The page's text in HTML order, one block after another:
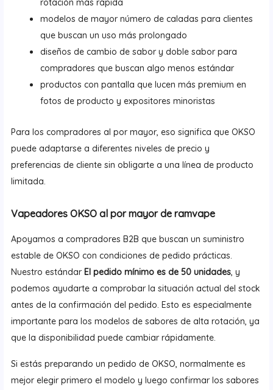
rotación más rápida
modelos de mayor número de caladas para clientes
que buscan un uso más prolongado
diseños de cambio de sabor y doble sabor para
compradores que buscan algo menos estándar
productos con pantalla que lucen más premium en
fotos de producto y expositores minoristas
Para los compradores al por mayor, eso significa que OKSO
puede adaptarse a diferentes niveles de precio y
preferencias de cliente sin obligarte a una línea de producto
limitada.
Vapeadores OKSO al por mayor de ramvape
Apoyamos a compradores B2B que buscan un suministro
estable de OKSO con condiciones de pedido prácticas.
Nuestro estándarEl pedido mínimo es de 50 unidades, y
podemos ayudarte a comprobar la situación actual del stock
antes de la confirmación del pedido. Esto es especialmente
importante para los modelos de sabores de alta rotación, ya
que la disponibilidad puede cambiar rápidamente.
Si estás preparando un pedido de OKSO, normalmente es
mejor elegir primero el modelo y luego confirmar los sabores